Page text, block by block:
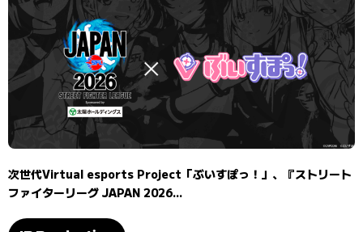
次世代Virtual esports Project「ぶいすぽっ！」、『ストリート
ファイターリーグ JAPAN 2026...